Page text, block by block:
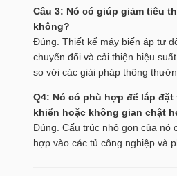
Câu 3: Nó có giúp giảm tiêu
không?
Đúng. Thiết kế máy biến áp tự
chuyển đổi và cải thiện hiệu
so với các giải pháp thông
Q4: Nó có phù hợp để lắp
khiển hoặc không gian chật
Đúng. Cấu trúc nhỏ gọn của nó
hợp vào các tủ công nghiệp và